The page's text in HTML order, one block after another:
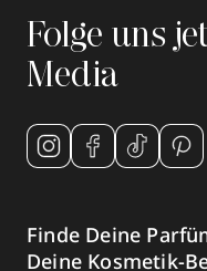
Folge uns
Media
Finde Deine
Deine Kosmetik-